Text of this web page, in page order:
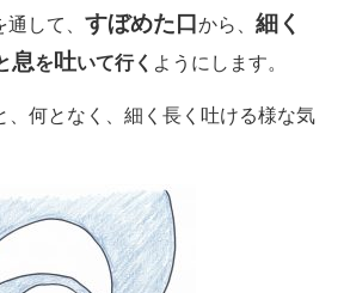
通して、 すぼめた口 から、 細く
息を 吐いて行く ようにします。
、何となく、細く長く吐ける様な気